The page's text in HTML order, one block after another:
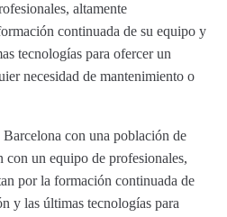
altamente
continuada de su equipo y
tecnologías para ofercer un
necesidad de mantenimiento o
con una población de
con un equipo de profesionales,
por la formación continuada de
y las últimas tecnologías para